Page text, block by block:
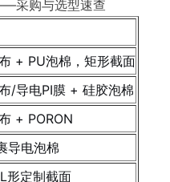
采购与选型速查
+ PU泡棉，矩形截面
/导电PI膜 + 硅胶泡棉
+ PORON
导电泡棉
形定制截面